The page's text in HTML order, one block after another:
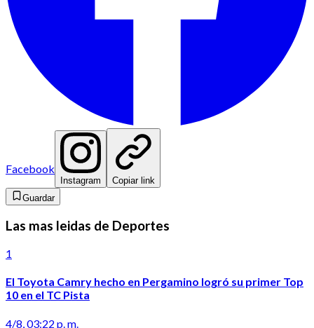
Facebook
Instagram
Copiar link
Guardar
Las mas leidas de Deportes
1
El Toyota Camry hecho en Pergamino logró su primer Top
10 en el TC Pista
4/8, 03:22 p. m.